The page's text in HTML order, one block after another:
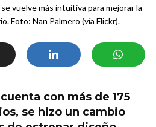
vuelve más intuitiva para mejorar la
Foto: Nan Palmero (vía Flickr).
con más de 175
se hizo un cambio